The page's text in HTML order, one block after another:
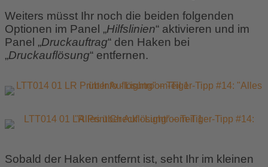
Weiters müsst Ihr noch die beiden folgenden
Optionen im Panel „Hilfslinien“ aktivieren und im
Panel „Druckauftrag“ den Haken bei
„Druckauflösung“ entfernen.
Sobald der Haken entfernt ist, seht Ihr im kleinen